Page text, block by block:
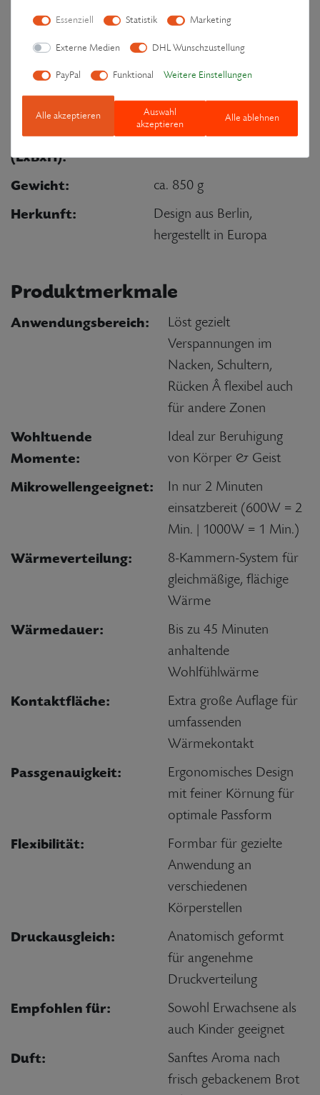
wiederverwertbar)
Spezifikationen
Maße
Auflagefläche
(LxBxH):
ca. 50 x 20 x 4 cm
Gewicht: ca. 850 g
Herkunft:
Design aus Berlin,
hergestellt in Europa
Produktmerkmale
Anwendungsbereich:
Löst gezielt
Verspannungen im
Nacken, Schultern,
Rücken Â flexibel auch
für andere Zonen
Wohltuende
Momente:
Ideal zur Beruhigung
von Körper & Geist
Mikrowellengeeignet:
In nur 2 Minuten
einsatzbereit (600W = 2
Min. | 1000W = 1 Min.)
Wärmeverteilung:
8-Kammern-System für
gleichmäßige, flächige
Wärme
Wärmedauer:
Bis zu 45 Minuten
anhaltende
Wohlfühlwärme
Kontaktfläche:
Extra große Auflage für
umfassenden
Wärmekontakt
Passgenauigkeit:
Ergonomisches Design
mit feiner Körnung für
optimale Passform
Flexibilität:
Formbar für gezielte
Anwendung an
verschiedenen
Körperstellen
Druckausgleich:
Anatomisch geformt
für angenehme
Druckverteilung
Empfohlen für:
Sowohl Erwachsene als
auch Kinder geeignet
Duft:
Sanftes Aroma nach
frisch gebackenem Brot
Essenziell Statistik Marketing
Externe Medien DHL Wunschzustellung
PayPal Funktional Weitere Einstellungen
Alle akzeptieren
Auswahl
akzeptieren
Alle ablehnen